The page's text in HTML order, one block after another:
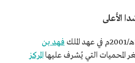
الأعلى
فهد بن
المحميات التي يُشرف عليهاالمركز